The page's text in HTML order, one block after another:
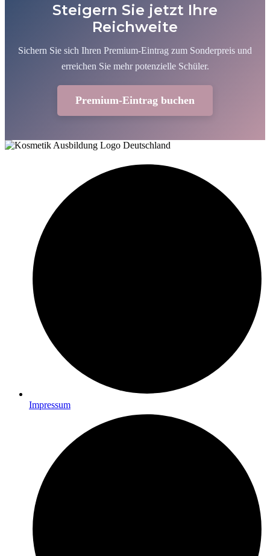
Steigern Sie jetzt Ihre
Reichweite
Sichern Sie sich Ihren Premium-Eintrag zum Sonderpreis und
erreichen Sie mehr potenzielle Schüler.
Premium-Eintrag buchen
Impressum